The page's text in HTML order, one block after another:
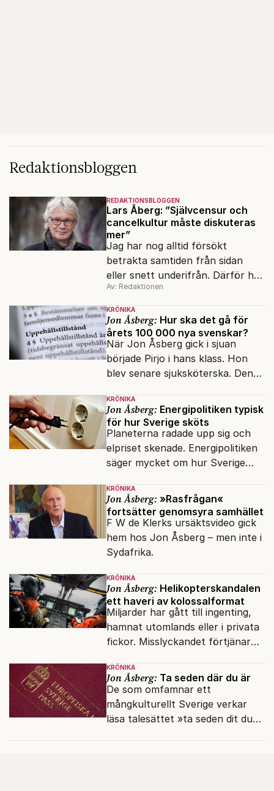
Redaktionsbloggen
REDAKTIONSBLOGGEN
Lars Åberg: ”Självcensur och
cancelkultur måste diskuteras
mer”
Jag har nog alltid försökt
betrakta samtiden från sidan
eller snett underifrån. Därför har
mina reportage ofta handlat om
minoriteter och
värderingskonflikter, säger Lars
Åberg, ny krönikör på Fokus.
Av: Redaktionen
KRÖNIKA
Jon Åsberg: Hur ska det gå för
årets 100 000 nya svenskar?
När Jon Åsberg gick i sjuan
började Pirjo i hans klass. Hon
blev senare sjuksköterska. Den
för många av dagens nya
svenskar.
KRÖNIKA
Jon Åsberg: Energipolitiken typisk
för hur Sverige sköts
Planeterna radade upp sig och
elpriset skenade. Energipolitiken
säger mycket om hur Sverige
KRÖNIKA
Jon Åsberg: »Rasfrågan«
fortsätter genomsyra samhället
F W de Klerks ursäktsvideo gick
hem hos Jon Åsberg – men inte i
Sydafrika.
KRÖNIKA
Jon Åsberg: Helikopterskandalen
ett haveri av kolossalformat
Miljarder har gått till ingenting,
hamnat utomlands eller i privata
fickor. Misslyckandet förtjänar
KRÖNIKA
Jon Åsberg: Ta seden där du är
De som omfamnar ett
mångkulturellt Sverige verkar
läsa talesättet »ta seden dit du